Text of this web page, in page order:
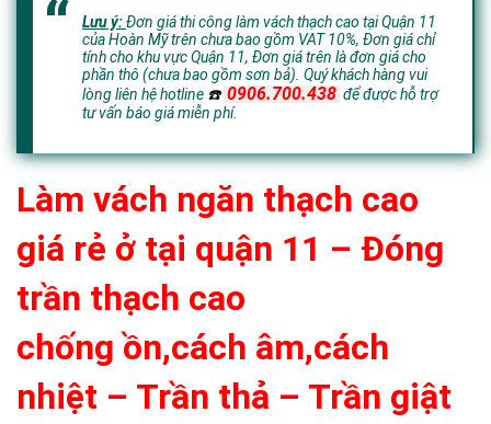
Lưu ý:Đơn giá thi công làm vách thạch cao tại Quận 11
của Hoàn Mỹ trên chưa bao gồm VAT 10%, Đơn giá chỉ
tính cho khu vực Quận 11, Đơn giá trên là đơn giá cho
phần thô (chưa bao gồm sơn bả). Quý khách hàng vui
lòng liên hệ hotline ☎️ 0906.700.438 để được hỗ trợ
tư vấn báo giá miễn phí.
Làm vách ngăn thạch cao
giá rẻ ở tại quận 11 – Đóng
trần thạch cao
chống ồn,cách âm,cách
nhiệt – Trần thả – Trần giật